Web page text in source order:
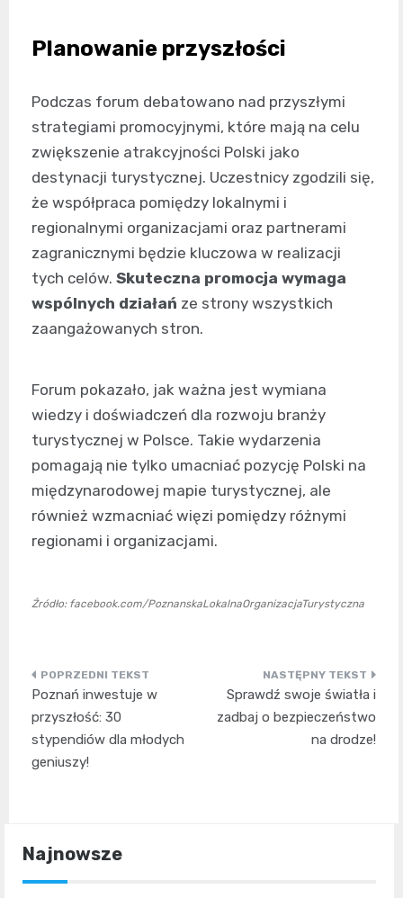
Planowanie przyszłości
Podczas forum debatowano nad przyszłymi
strategiami promocyjnymi, które mają na celu
zwiększenie atrakcyjności Polski jako
destynacji turystycznej. Uczestnicy zgodzili się,
że współpraca pomiędzy lokalnymi i
regionalnymi organizacjami oraz partnerami
zagranicznymi będzie kluczowa w realizacji
tych celów. Skuteczna promocja wymaga
wspólnych działań ze strony wszystkich
zaangażowanych stron.
Forum pokazało, jak ważna jest wymiana
wiedzy i doświadczeń dla rozwoju branży
turystycznej w Polsce. Takie wydarzenia
pomagają nie tylko umacniać pozycję Polski na
międzynarodowej mapie turystycznej, ale
również wzmacniać więzi pomiędzy różnymi
regionami i organizacjami.
Źródło: facebook.com/PoznanskaLokalnaOrganizacjaTurystyczna
Nawigacja
wpisu
Poznań inwestuje w
przyszłość: 30
stypendiów dla młodych
geniuszy!
Sprawdź swoje światła i
zadbaj o bezpieczeństwo
na drodze!
Najnowsze